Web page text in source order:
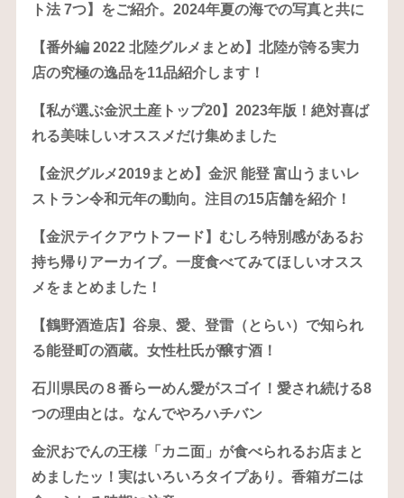
ト法 7つ】をご紹介。2024年夏の海での写真と共に
【番外編 2022 北陸グルメまとめ】北陸が誇る実力
店の究極の逸品を11品紹介します！
【私が選ぶ金沢土産トップ20】2023年版！絶対喜ば
れる美味しいオススメだけ集めました
【金沢グルメ2019まとめ】金沢 能登 富山うまいレ
ストラン令和元年の動向。注目の15店舗を紹介！
【金沢テイクアウトフード】むしろ特別感があるお
持ち帰りアーカイブ。一度食べてみてほしいオスス
メをまとめました！
【鶴野酒造店】谷泉、愛、登雷（とらい）で知られ
る能登町の酒蔵。女性杜氏が醸す酒！
石川県民の８番らーめん愛がスゴイ！愛され続ける8
つの理由とは。なんでやろハチバン
金沢おでんの王様「カニ面」が食べられるお店まと
めましたッ！実はいろいろタイプあり。香箱ガニは